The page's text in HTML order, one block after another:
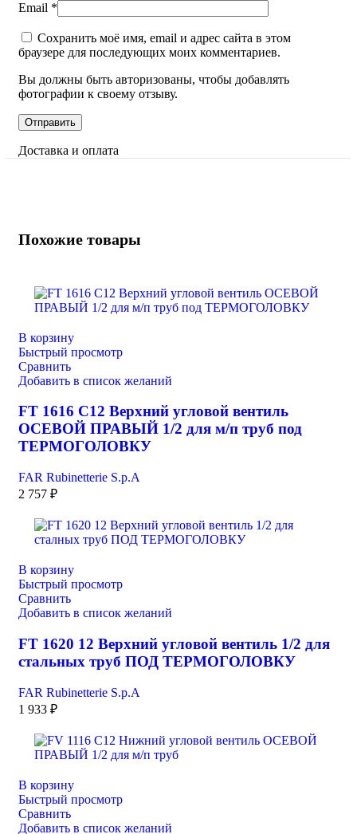
Email *
Сохранить моё имя, email и адрес сайта в этом
браузере для последующих моих комментариев.
Вы должны быть авторизованы, чтобы добавлять
фотографии к своему отзыву.
Доставка и оплата
Похожие товары
В корзину
Быстрый просмотр
Сравнить
Добавить в список желаний
FT 1616 C12 Верхний угловой вентиль
ОСЕВОЙ ПРАВЫЙ 1/2 для м/п труб под
ТЕРМОГОЛОВКУ
FAR Rubinetterie S.p.A
2 757 ₽
В корзину
Быстрый просмотр
Сравнить
Добавить в список желаний
FT 1620 12 Верхний угловой вентиль 1/2 для
стальных труб ПОД ТЕРМОГОЛОВКУ
FAR Rubinetterie S.p.A
1 933 ₽
В корзину
Быстрый просмотр
Сравнить
Добавить в список желаний